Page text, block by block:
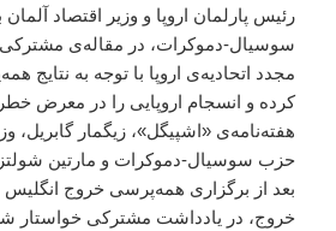
رئیس پارلمان اروپا و وزیر اقتصاد
سوسیال-دموکرات، در مقاله‌ی
مجدد اتحادیه‌ی اروپا با توجه به نتایج
کرده و انسجام اروپایی را در معرض
هفته‌نامه‌ی «اشپیگل»، زیگمار گابریل،
حزب سوسیال-دموکرات و مارتین شولتز،
بعد از برگزاری همه‌پرسی خروج انگلیس
خروج، در یادداشت مشترکی خواستار